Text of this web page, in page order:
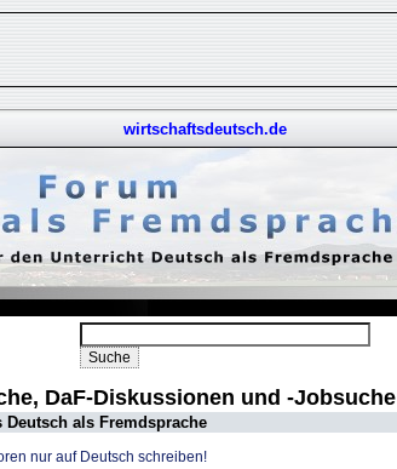
wirtschaftsdeutsch.de
DaF-Diskussionen und -Jobsuche
Deutsch als Fremdsprache
nur auf Deutsch schreiben!